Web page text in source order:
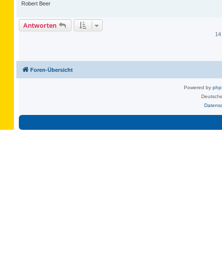
Robert Beer
Antworten
Foren-Übersicht
Powered by